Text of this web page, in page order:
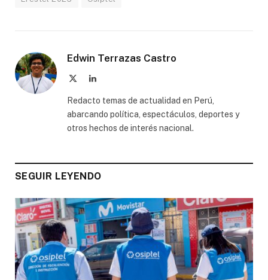
Edwin Terrazas Castro
LinkedIn
Redacto temas de actualidad en Perú,
abarcando política, espectáculos, deportes y
otros hechos de interés nacional.
SEGUIR LEYENDO